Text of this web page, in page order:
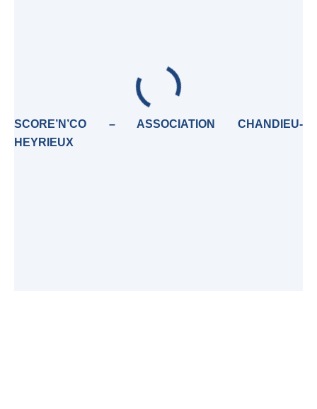
SCORE’N’CO – ASSOCIATION CHANDIEU-
HEYRIEUX